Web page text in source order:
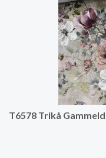
T6578 Trikå